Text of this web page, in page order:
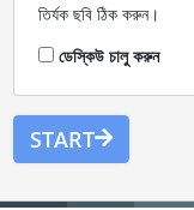
তির্যক ছবি ঠিক করুন।
ডেস্কিউ চালু করুন
START